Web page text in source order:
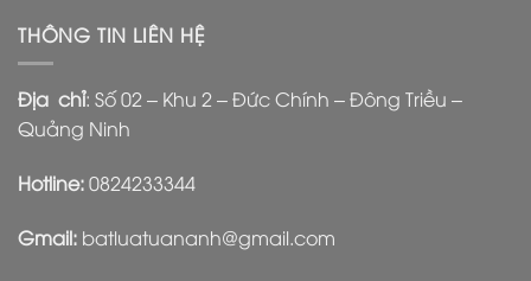
THÔNG TIN LIÊN HỆ
Địa chỉ: Số 02 – Khu 2 – Đức Chính – Đông Triều –
Quảng Ninh
Hotline:0824233344
Gmail: batluatuananh@gmail.com